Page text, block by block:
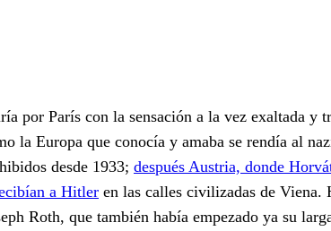
por París con la sensación a la vez exaltada y
la Europa que conocía y amaba se rendía al
desde 1933; después Austria, donde
a Hitler en las calles civilizadas de
Roth, que también había empezado ya su